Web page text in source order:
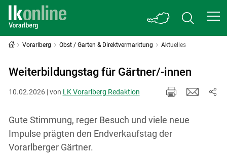
Vorarlberg Obst / Garten & Direktvermarktung Aktuelles
Weiterbildungstag für Gärtner/-innen
10.02.2026 | von LK Vorarlberg Redaktion
Gute Stimmung, reger Besuch und viele neue
Impulse prägten den Endverkaufstag der
Vorarlberger Gärtner.